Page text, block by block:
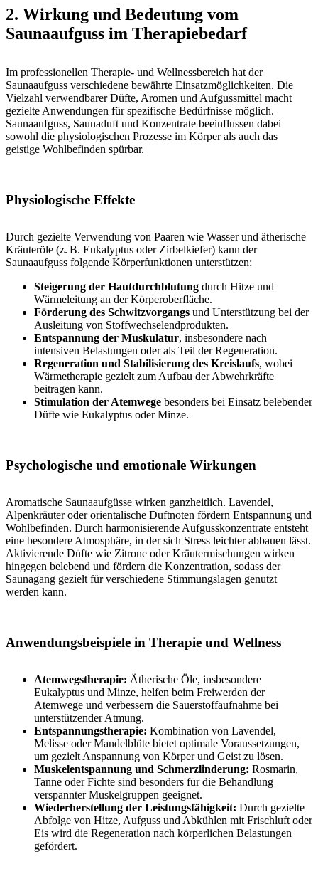
2. Wirkung und Bedeutung vom
Saunaaufguss im Therapiebedarf
Im professionellen Therapie- und Wellnessbereich hat der
Saunaaufguss verschiedene bewährte Einsatzmöglichkeiten. Die
Vielzahl verwendbarer Düfte, Aromen und Aufgussmittel macht
gezielte Anwendungen für spezifische Bedürfnisse möglich.
Saunaaufguss, Saunaduft und Konzentrate beeinflussen dabei
sowohl die physiologischen Prozesse im Körper als auch das
geistige Wohlbefinden spürbar.
Physiologische Effekte
Durch gezielte Verwendung von Paaren wie Wasser und ätherische
Kräuteröle (z. B. Eukalyptus oder Zirbelkiefer) kann der
Saunaaufguss folgende Körperfunktionen unterstützen:
Steigerung der Hautdurchblutung durch Hitze und
Wärmeleitung an der Körperoberfläche.
Förderung des Schwitzvorgangs und Unterstützung bei der
Ausleitung von Stoffwechselendprodukten.
Entspannung der Muskulatur, insbesondere nach
intensiven Belastungen oder als Teil der Regeneration.
Regeneration und Stabilisierung des Kreislaufs, wobei
Wärmetherapie gezielt zum Aufbau der Abwehrkräfte
beitragen kann.
Stimulation der Atemwege besonders bei Einsatz belebender
Düfte wie Eukalyptus oder Minze.
Psychologische und emotionale Wirkungen
Aromatische Saunaaufgüsse wirken ganzheitlich. Lavendel,
Alpenkräuter oder orientalische Duftnoten fördern Entspannung und
Wohlbefinden. Durch harmonisierende Aufgusskonzentrate entsteht
eine besondere Atmosphäre, in der sich Stress leichter abbauen lässt.
Aktivierende Düfte wie Zitrone oder Kräutermischungen wirken
hingegen belebend und fördern die Konzentration, sodass der
Saunagang gezielt für verschiedene Stimmungslagen genutzt
werden kann.
Anwendungsbeispiele in Therapie und Wellness
Atemwegstherapie: Ätherische Öle, insbesondere
Eukalyptus und Minze, helfen beim Freiwerden der
Atemwege und verbessern die Sauerstoffaufnahme bei
unterstützender Atmung.
Entspannungstherapie: Kombination von Lavendel,
Melisse oder Mandelblüte bietet optimale Voraussetzungen,
um gezielt Anspannung von Körper und Geist zu lösen.
Muskelentspannung und Schmerzlinderung: Rosmarin,
Tanne oder Fichte sind besonders für die Behandlung
verspannter Muskelgruppen geeignet.
Wiederherstellung der Leistungsfähigkeit: Durch gezielte
Abfolge von Hitze, Aufguss und Abkühlen mit Frischluft oder
Eis wird die Regeneration nach körperlichen Belastungen
gefördert.